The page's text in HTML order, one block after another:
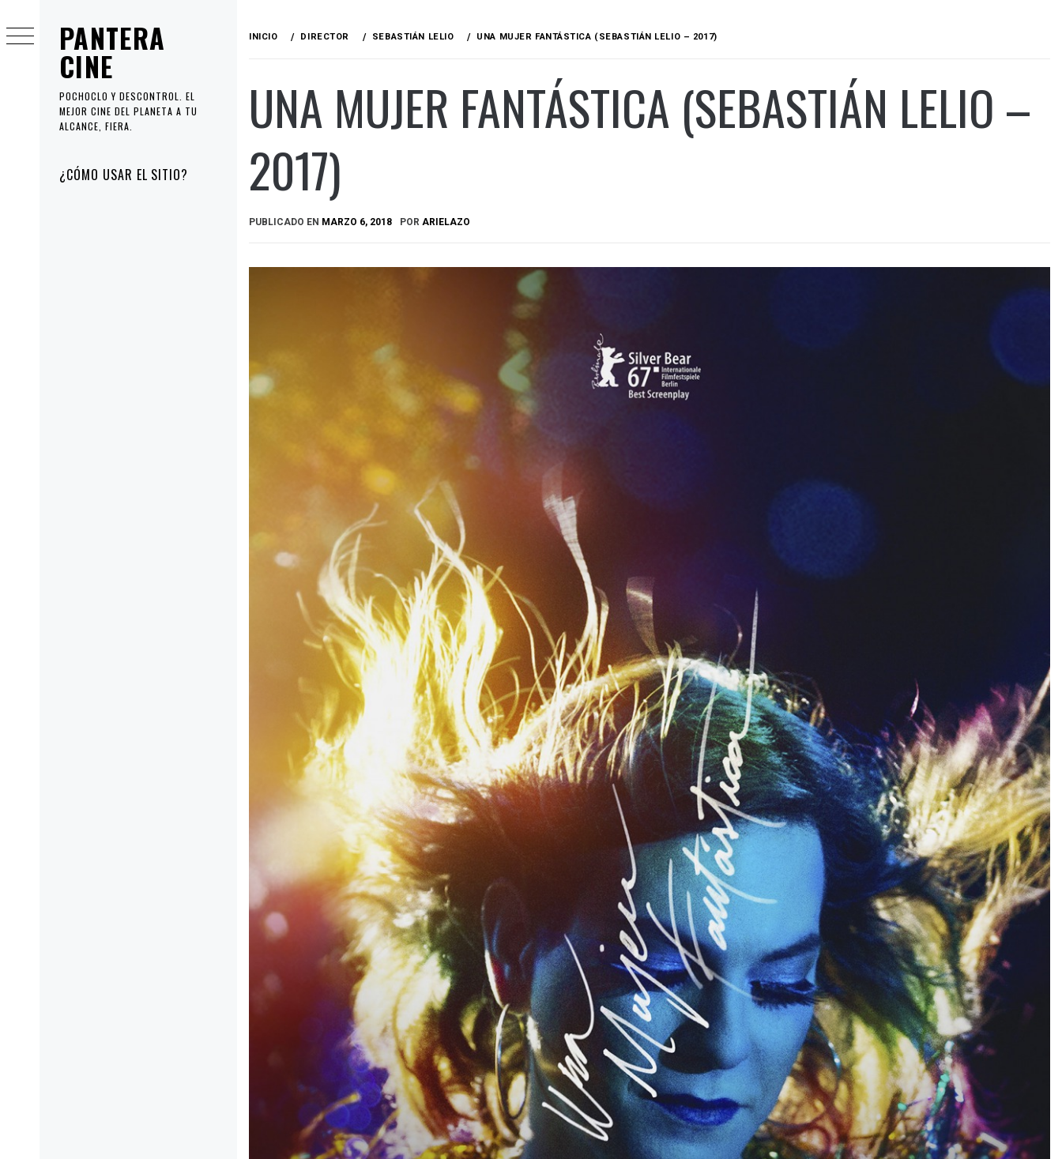
PANTERA
CINE
POCHOCLO Y DESCONTROL. EL
MEJOR CINE DEL PLANETA A TU
ALCANCE, FIERA.
principal
¿CÓMO USAR EL SITIO?
al
contenido
INICIO DIRECTOR SEBASTIÁN LELIO UNA MUJER FANTÁSTICA (SEBASTIÁN LELIO – 2017)
UNA MUJER FANTÁSTICA (SEBASTIÁN LELIO –
2017)
PUBLICADO EN MARZO 6, 2018 POR ARIELAZO